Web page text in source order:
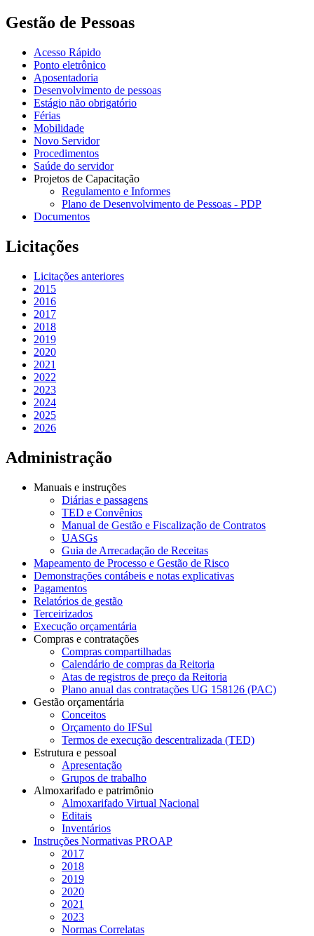
Gestão de Pessoas
Acesso Rápido
Ponto eletrônico
Aposentadoria
Desenvolvimento de pessoas
Estágio não obrigatório
Férias
Mobilidade
Novo Servidor
Procedimentos
Saúde do servidor
Projetos de Capacitação
Regulamento e Informes
Plano de Desenvolvimento de Pessoas - PDP
Documentos
Licitações
Licitações anteriores
2015
2016
2017
2018
2019
2020
2021
2022
2023
2024
2025
2026
Administração
Manuais e instruções
Diárias e passagens
TED e Convênios
Manual de Gestão e Fiscalização de Contratos
UASGs
Guia de Arrecadação de Receitas
Mapeamento de Processo e Gestão de Risco
Demonstrações contábeis e notas explicativas
Pagamentos
Relatórios de gestão
Terceirizados
Execução orçamentária
Compras e contratações
Compras compartilhadas
Calendário de compras da Reitoria
Atas de registros de preço da Reitoria
Plano anual das contratações UG 158126 (PAC)
Gestão orçamentária
Conceitos
Orçamento do IFSul
Termos de execução descentralizada (TED)
Estrutura e pessoal
Apresentação
Grupos de trabalho
Almoxarifado e patrimônio
Almoxarifado Virtual Nacional
Editais
Inventários
Instruções Normativas PROAP
2017
2018
2019
2020
2021
2023
Normas Correlatas